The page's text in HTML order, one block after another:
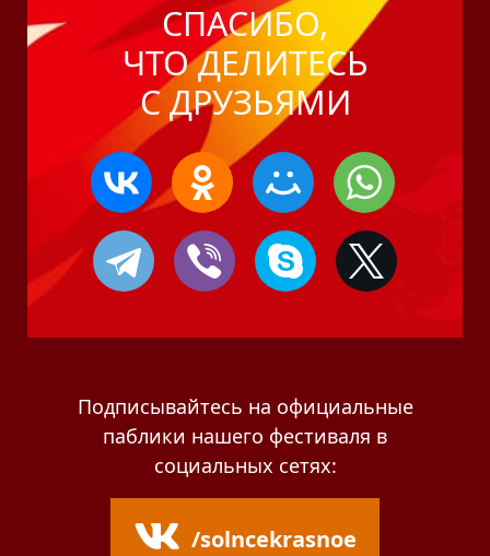
СПАСИБО,
ЧТО ДЕЛИТЕСЬ
С ДРУЗЬЯМИ
Подписывайтесь на официальные
паблики нашего фестиваля в
социальных сетях:
/solncekrasnoe